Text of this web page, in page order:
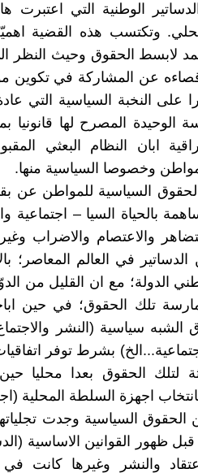
الوطنية التي اعتبرت
وتكتسب هذه القضية اهميّة
لابسط الحقوق وحيث النظر
عن المشاركة في تكوين
على النخبة السياسية التي
الوحيدة المصرح لها قانونيا
ابان النظام البعثي
وخصوصا السياسية منها.
السياسية للمواطن عن
بالحياة السيا –
والاعتصام والاضراب
في العالم المعاصر؛
الدولة؛ مع ان القليل من
تلك الحقوق؛ في حين
سياسية (النشر
بشرط توفر
لتلك الحقوق بعدا محليا
اجهزة السلطة المحلية
الحقوق السياسية وجدت
قبل ظهور القوانين الاساسية
والنشر وغيرها كانت